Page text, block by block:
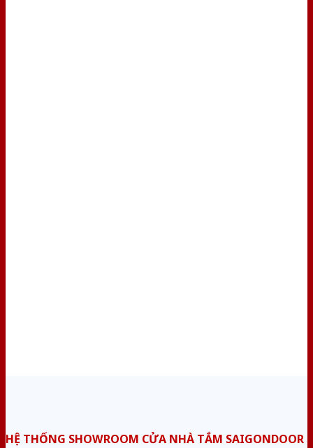
HỆ THỐNG SHOWROOM CỬA NHÀ TẮM SAIGONDOOR